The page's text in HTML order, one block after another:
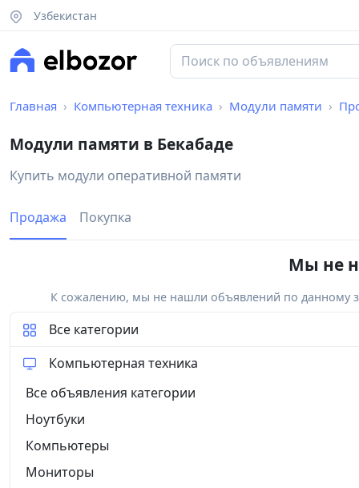
Узбекистан
Главная Компьютерная техника Модули памяти
Модули памяти в Бекабаде
Купить модули оперативной памяти
Продажа Покупка
Мы не
К сожалению, мы не нашли объявлений по данному
Все категории
Компьютерная техника
Все объявления категории
Ноутбуки
Компьютеры
Мониторы